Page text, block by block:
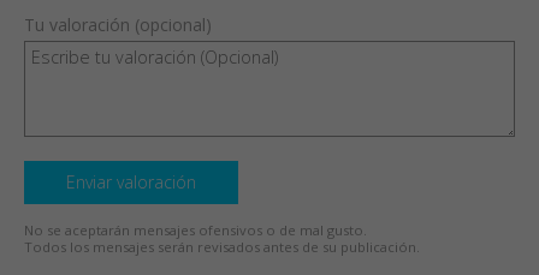
Tu valoración (opcional)
Enviar valoración
No se aceptarán mensajes ofensivos o de mal gusto.
Todos los mensajes serán revisados antes de su publicación.